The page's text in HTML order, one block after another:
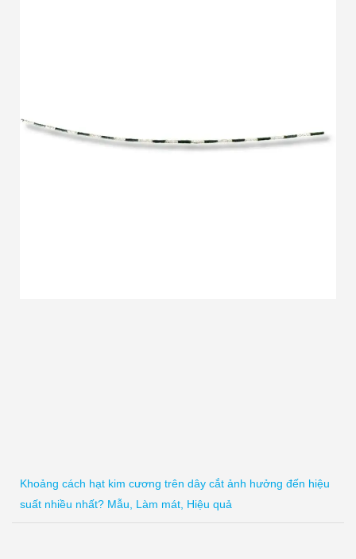
Khoảng cách hạt kim cương trên dây cắt ảnh hưởng đến hiệu
suất nhiều nhất? Mẫu, Làm mát, Hiệu quả